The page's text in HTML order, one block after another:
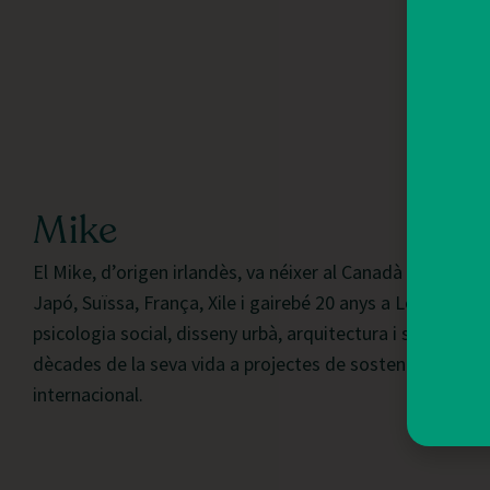
Mike
El Mike, d’origen irlandès, va néixer al Canadà i al llarg
Japó, Suïssa, França, Xile i gairebé 20 anys a Londres.
psicologia social, disseny urbà, arquitectura i
dècades de la seva vida a projectes de sostenibilitat
internacional.